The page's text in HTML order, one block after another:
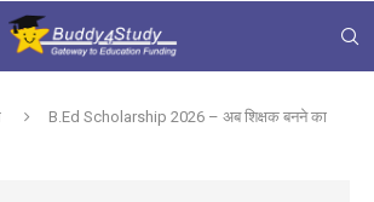
B.Ed Scholarship 2026 – अब शिक्षक बनने का